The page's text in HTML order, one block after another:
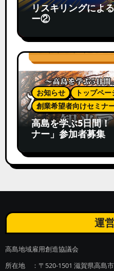
リスキリングによ
ー②
お知らせ
トップペ
創業希望者向けセミナ
高島を学ぶ5日間
ナー」参加者募集
運
高島地域雇用創造協議会
所在地 ：〒520-1501 滋賀県高島